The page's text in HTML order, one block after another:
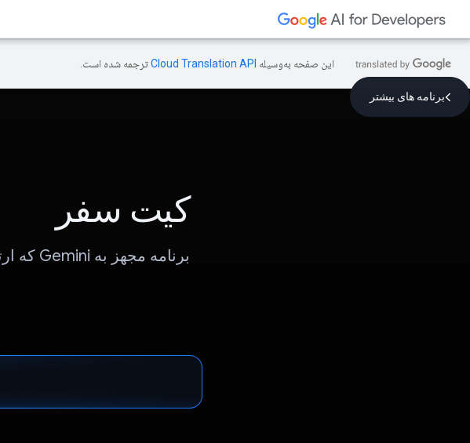
این صفحه به‌وسیله ترجمه شده است.
برنامه های بیشتر
کیت سفر
برنامه مجهز به Gemini که ارتباط غذاخوری و خدمتکار را ساده می کند.